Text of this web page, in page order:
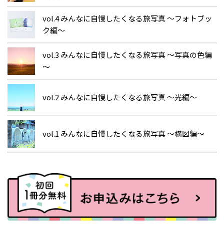
vol.4 みんなに自慢したくなる旅写真 ～フォトブッ
ク編～
vol.3 みんなに自慢したくなる旅写真 ～写真の色編
～
vol.2 みんなに自慢したくなる旅写真 ～光編～
vol.1 みんなに自慢したくなる旅写真 ～構図編～